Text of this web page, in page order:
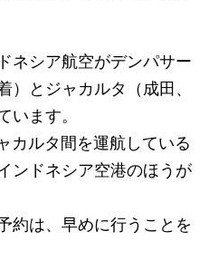
ネシア航空がデンパサー
）とジャカルタ（成田、
います。
ルタ間を運航している
ンドネシア空港のほうが
約は、早めに行うことを